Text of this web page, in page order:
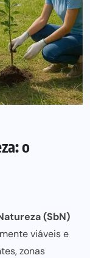
o
(SbN)
viáveis e
zonas